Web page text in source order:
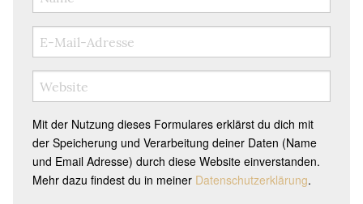
Mit der Nutzung dieses Formulares erklärst du dich mit
der Speicherung und Verarbeitung deiner Daten (Name
und Email Adresse) durch diese Website einverstanden.
Mehr dazu findest du in meiner Datenschutzerklärung.